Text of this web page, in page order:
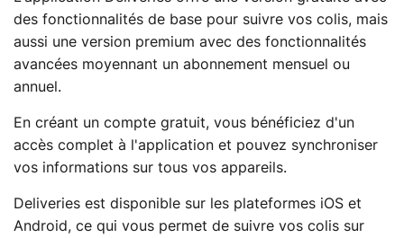
des fonctionnalités de base pour suivre vos colis, mais
aussi une version premium avec des fonctionnalités
avancées moyennant un abonnement mensuel ou
annuel.
En créant un compte gratuit, vous bénéficiez d'un
accès complet à l'application et pouvez synchroniser
vos informations sur tous vos appareils.
Deliveries est disponible sur les plateformes iOS et
Android, ce qui vous permet de suivre vos colis sur